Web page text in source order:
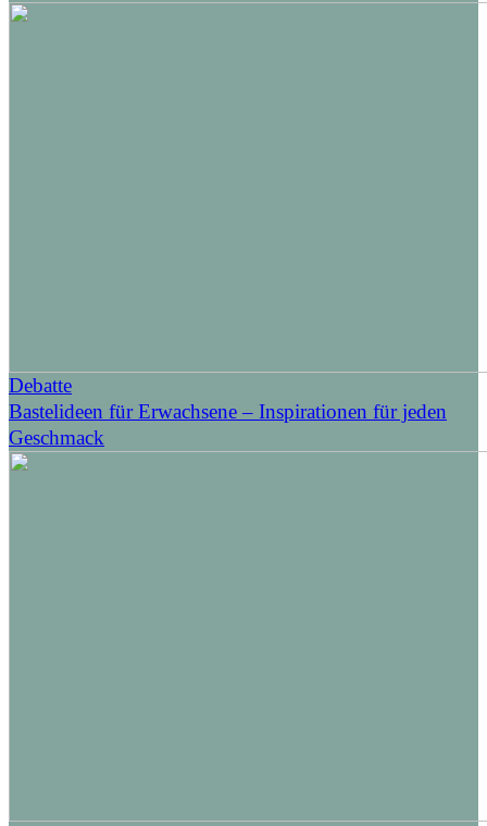
Debatte
Bastelideen für Erwachsene – Inspirationen für jeden
Geschmack